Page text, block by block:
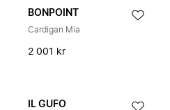
BONPOINT
Cardigan Mia
2 001 kr
IL GUFO